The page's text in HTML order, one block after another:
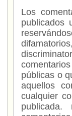
Los
publicados
públicas o
aquellos
cualquier